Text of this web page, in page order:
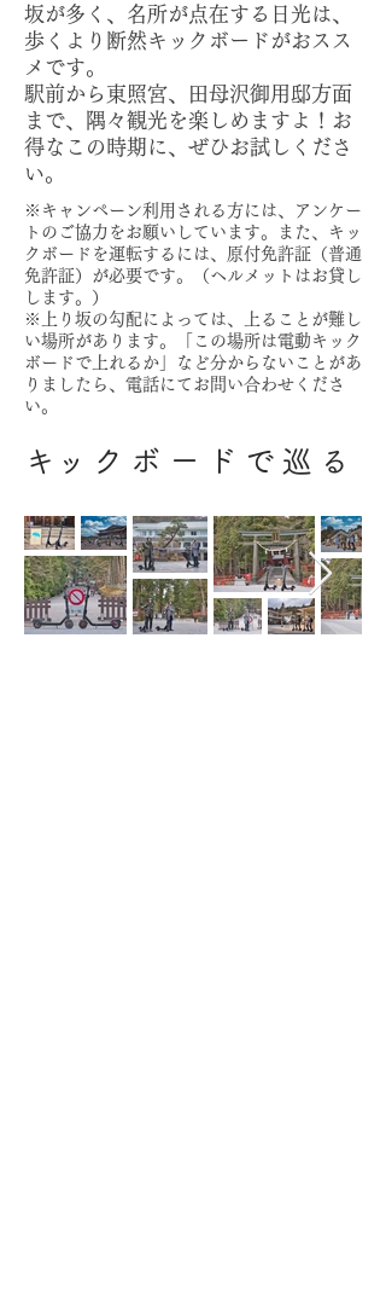
坂が多く、名所が点在する日光は、
歩くより断然キックボードがおスス
メです。
駅前から東照宮、田母沢御用邸方面
まで、隅々観光を楽しめますよ！お
得なこの時期に、ぜひお試しくださ
い。
※キャンペーン利用される方には、アンケー
トのご協力をお願いしています。また、キッ
クボードを運転するには、原付免許証（普通
免許証）が必要です。（ヘルメットはお貸し
します。）
※上り坂の勾配によっては、上ることが難し
い場所があります。「この場所は電動キック
ボードで上れるか」など分からないことがあ
りましたら、電話にてお問い合わせくださ
い。
​キックボードで巡る